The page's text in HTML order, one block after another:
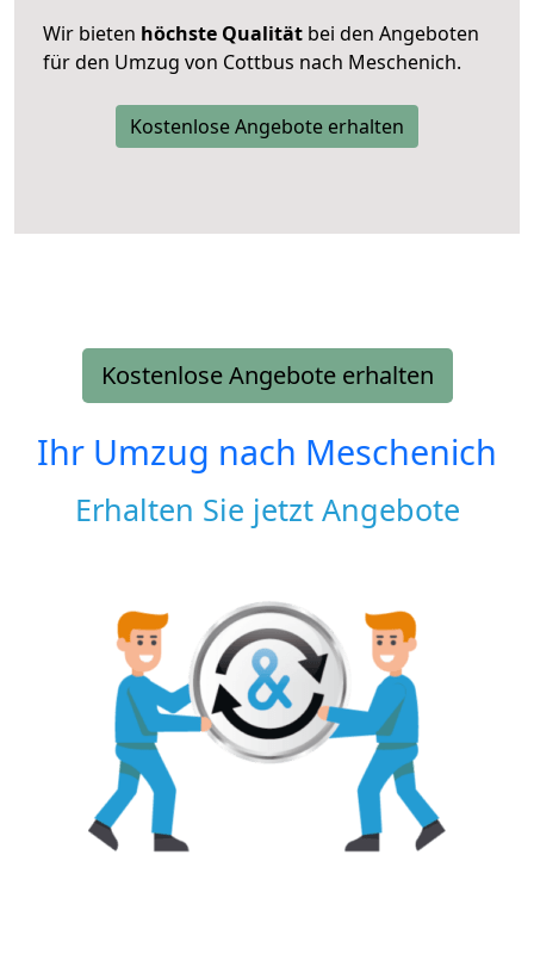
Wir bieten höchste Qualität bei den Angeboten
für den Umzug von Cottbus nach Meschenich.
Kostenlose Angebote erhalten
Kostenlose Angebote erhalten
Ihr Umzug nach Meschenich
Erhalten Sie jetzt Angebote